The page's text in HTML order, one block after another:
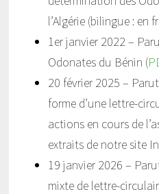
l’Algérie (bilingue : en
1er janvier 2022 –
Odonates du Bénin (
20 février 2025 –
forme d’une lettre-
actions en cours de
extraits de notre site
19 janvier 2026 –
mixte de lettre-